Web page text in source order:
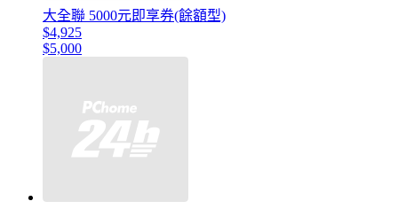
大全聯 5000元即享券(餘額型)
$4,925
$5,000